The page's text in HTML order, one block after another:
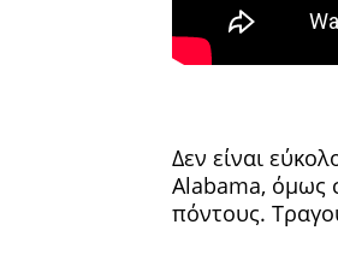
Δεν είναι
Alabama, όμως
πόντους.